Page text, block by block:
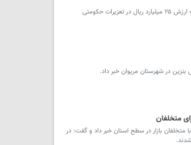
سرویس کردستان - مدیرکل تعزیرات حکومتی استان کردستان گفت: پرونده قاچاق ۴۴ تن برنج به ارزش ۲۵ میلیارد ریال در تعزیرات حکومتی
در شهرستان مریوان خبر داد.
بازار در سطح استان خبر داد و گفت: در